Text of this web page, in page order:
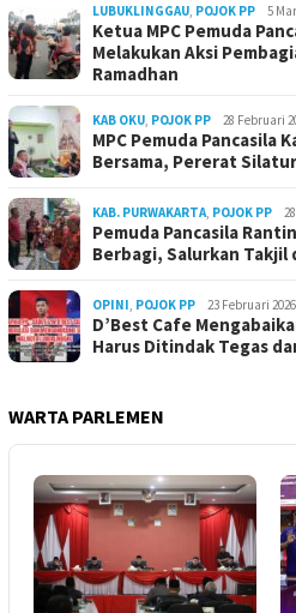
LUBUKLINGGAU POJOK PP 5
Ketua MPC Pemuda
Melakukan Aksi
Ramadhan
KAB OKU POJOK PP 28 Februari
MPC Pemuda Pancasila
Bersama, Pererat
KAB. PURWAKARTA POJOK PP
Pemuda Pancasila
Berbagi, Salurkan Takjil
OPINI POJOK PP 23 Februari 2026
D’Best Cafe
Harus Ditindak Tegas
WARTA PARLEMEN